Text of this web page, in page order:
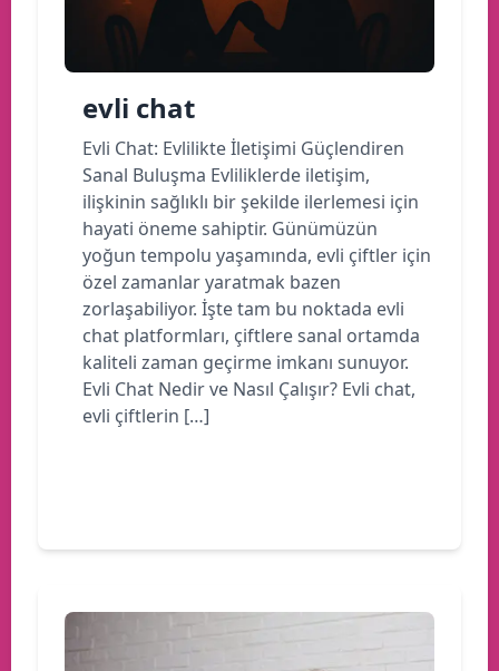
evli chat
Evli Chat: Evlilikte İletişimi Güçlendiren
Sanal Buluşma Evliliklerde iletişim,
ilişkinin sağlıklı bir şekilde ilerlemesi için
hayati öneme sahiptir. Günümüzün
yoğun tempolu yaşamında, evli çiftler için
özel zamanlar yaratmak bazen
zorlaşabiliyor. İşte tam bu noktada evli
chat platformları, çiftlere sanal ortamda
kaliteli zaman geçirme imkanı sunuyor.
Evli Chat Nedir ve Nasıl Çalışır? Evli chat,
evli çiftlerin […]